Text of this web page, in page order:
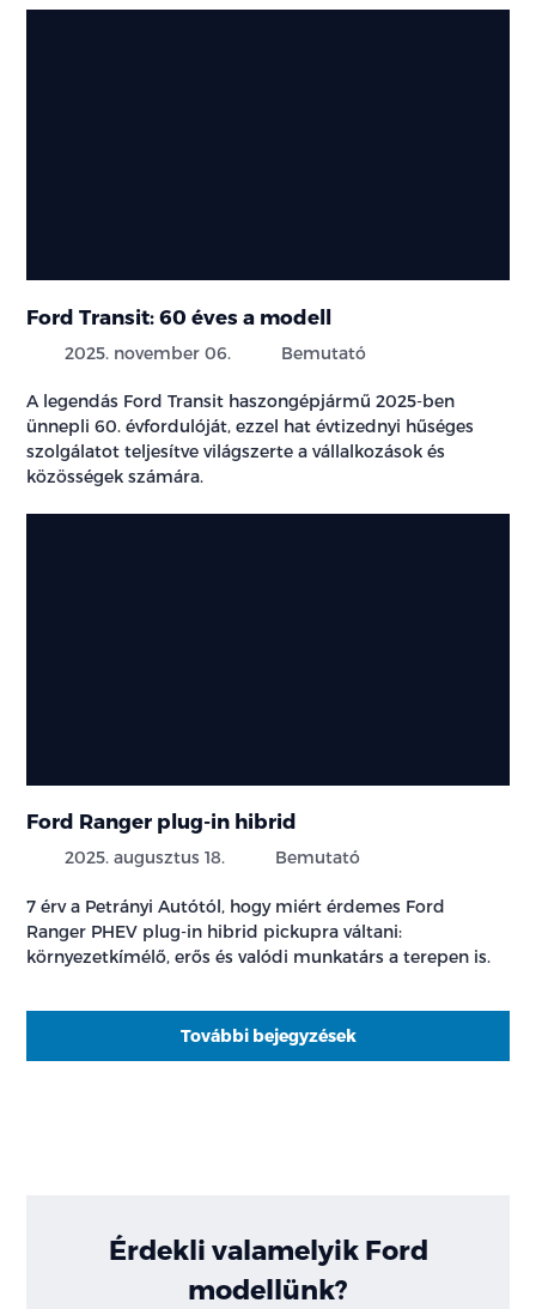
Ford Transit: 60 éves a modell
2025. november 06. Bemutató
A legendás Ford Transit haszongépjármű 2025-ben
ünnepli 60. évfordulóját, ezzel hat évtizednyi hűséges
szolgálatot teljesítve világszerte a vállalkozások és
közösségek számára.
Ford Ranger plug-in hibrid
2025. augusztus 18. Bemutató
7 érv a Petrányi Autótól, hogy miért érdemes Ford
Ranger PHEV plug-in hibrid pickupra váltani:
környezetkímélő, erős és valódi munkatárs a terepen is.
További bejegyzések
Érdekli valamelyik Ford
modellünk?